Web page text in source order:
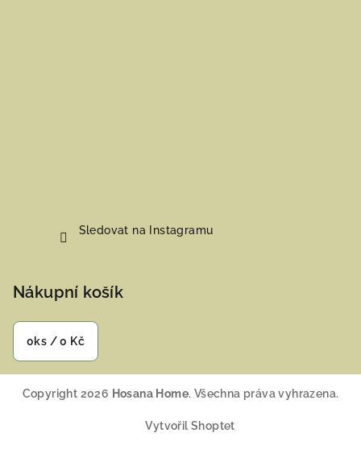
Sledovat na Instagramu
Nákupní košík
0ks /0 Kč
Copyright 2026 Hosana Home. Všechna práva vyhrazena.
Vytvořil Shoptet